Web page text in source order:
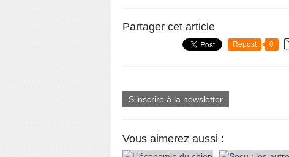
Partager cet article
Repost 0
S'inscrire à la newsletter
Vous aimerez aussi :